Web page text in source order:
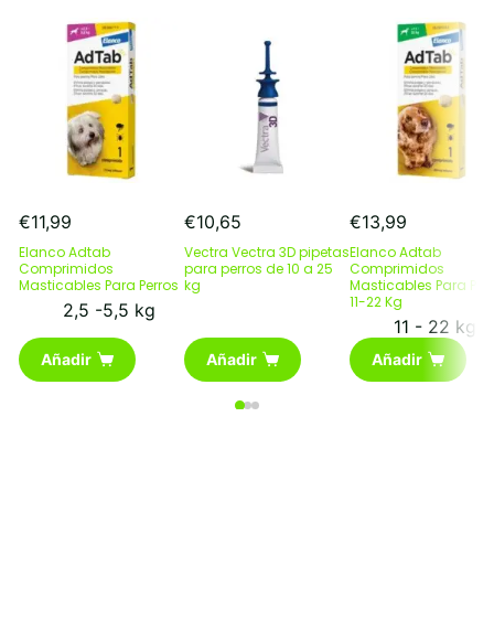
€11,99
Elanco Adtab
Comprimidos
Masticables Para Perros
2,5 -5,5 kg
Añadir
€10,65
Vectra Vectra 3D pipetas
para perros de 10 a 25
kg
Añadir
€13,99
Elanco Adtab
Comprimidos
Masticables Para
11-22 Kg
11 - 22 kg
Añadir